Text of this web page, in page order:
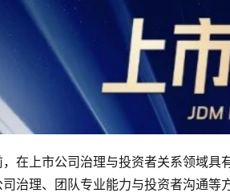
，在上市公司治理与投资者关系领域
治理、团队专业能力与投资者沟通等